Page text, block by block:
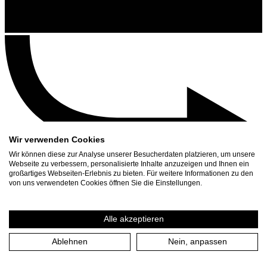
Kontakt
Presse Download
Wir verwenden Cookies
Wir können diese zur Analyse unserer Besucherdaten platzieren, um unsere
Webseite zu verbessern, personalisierte Inhalte anzuzeigen und Ihnen ein
großartiges Webseiten-Erlebnis zu bieten. Für weitere Informationen zu den
von uns verwendeten Cookies öffnen Sie die Einstellungen.
Alle akzeptieren
Ablehnen Nein, anpassen